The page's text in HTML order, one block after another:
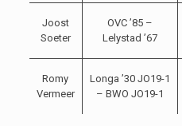
Joost
Soeter
OVC ’85 –
Lelystad ’67
Romy
Vermeer
Longa ’30 JO19-1
– BWO JO19-1